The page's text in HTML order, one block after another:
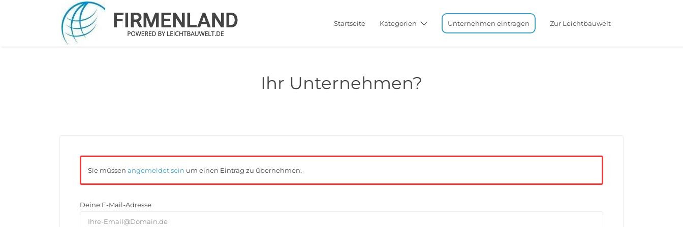
Startseite Kategorien Unternehmen eintragen Zur Leichtbauwelt
Suchen
nach:
Ihr Unternehmen?
Sie müssen angemeldet sein um einen Eintrag zu übernehmen.
Deine E-Mail-Adresse